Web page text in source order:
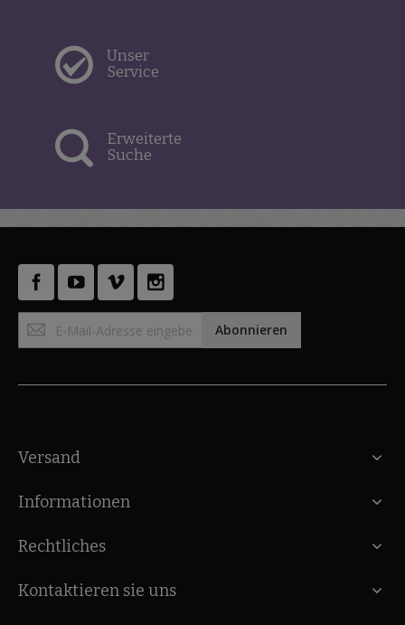
Unser
Service
Erweiterte
Suche
Anmeldung
zum
Abonnieren
Versand
Informationen
Rechtliches
Kontaktieren sie uns